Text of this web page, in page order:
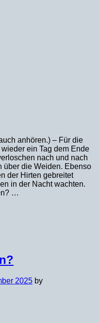
anhören.) – Für die
ein Tag dem Ende
nach und nach
über die Weiden. Ebenso
der Hirten gebreitet
in der Nacht wachten.
…
2025 by